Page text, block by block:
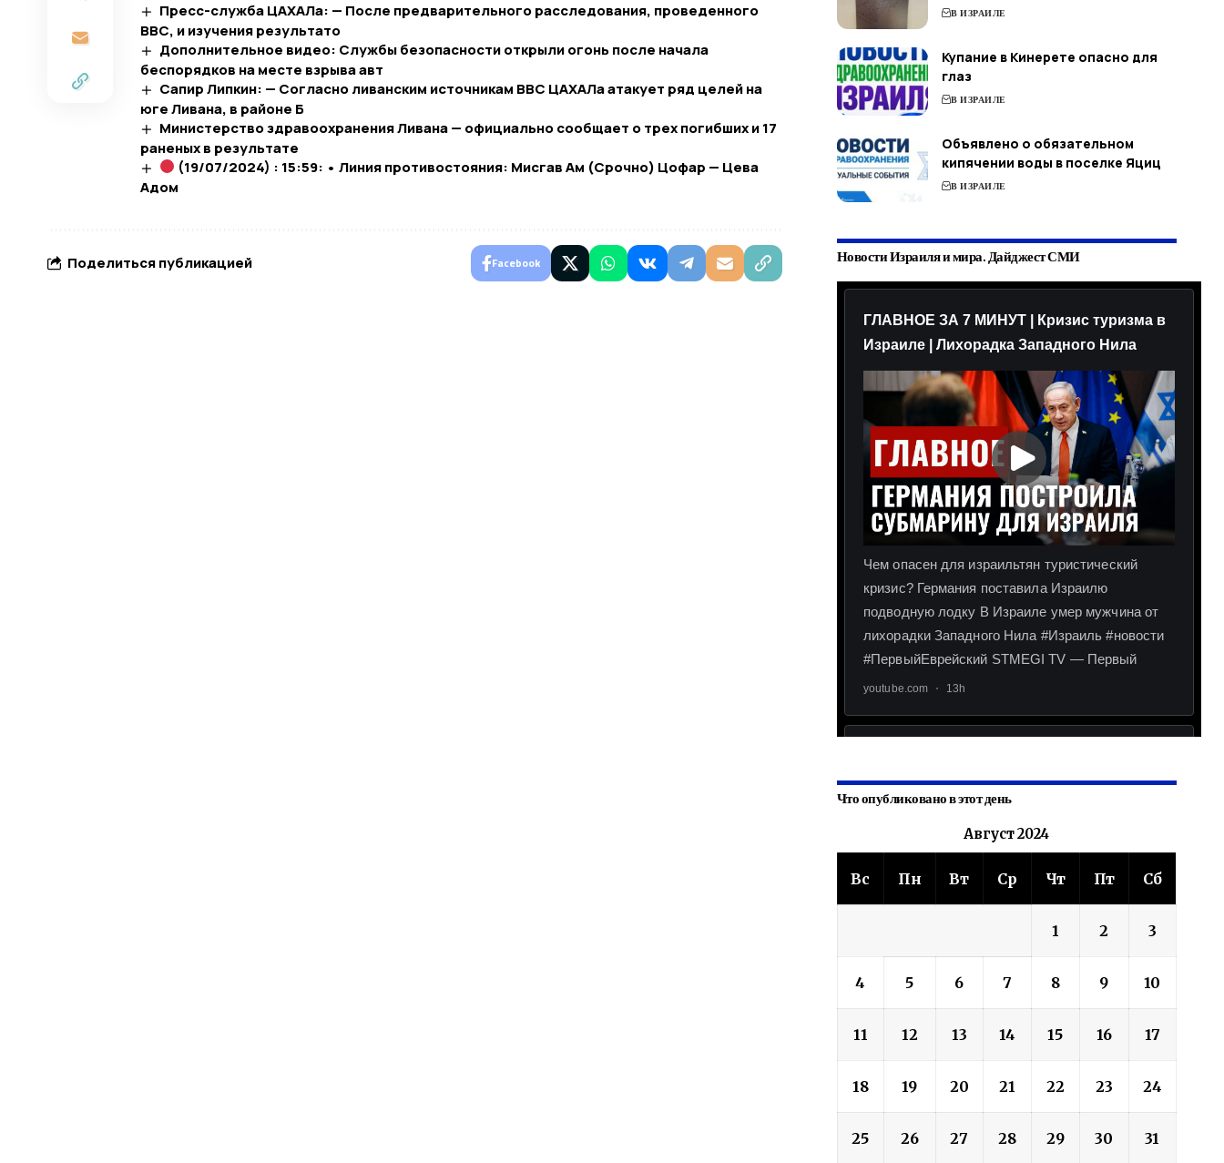
Пресс-служба ЦАХАЛа: — После предварительного расследования, проведенного
ВВС, и изучения результато
Дополнительное видео: Службы безопасности открыли огонь после начала
беспорядков на месте взрыва авт
Сапир Липкин: — Согласно ливанским источникам ВВС ЦАХАЛа атакует ряд целей на
юге Ливана, в районе Б
Министерство здравоохранения Ливана — официально сообщает о трех погибших и 17
раненых в результате
(19/07/2024) : 15:59: • Линия противостояния: Мисгав Ам (Срочно) Цофар — Цева
Адом
Поделиться публикацией Facebook
В ИЗРАИЛЕ
Купание в Кинерете опасно для
глаз
В ИЗРАИЛЕ
Объявлено о обязательном
кипячении воды в поселке Яциц
В ИЗРАИЛЕ
Новости Израиля и мира. Дайджест СМИ
Что опубликовано в этот день
Август 2024
Вс Пн Вт Ср Чт Пт Сб
1 2 3
4 5 6 7 8 9 10
11 12 13 14 15 16 17
18 19 20 21 22 23 24
25 26 27 28 29 30 31